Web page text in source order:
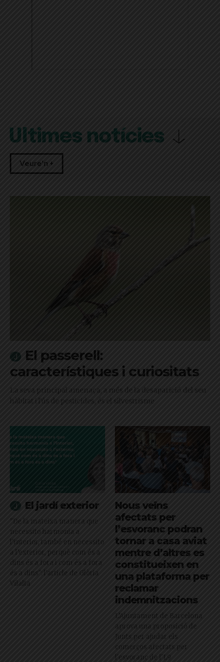
Últimes notícies
Veure'n +
El passerell:
característiques i curiositats
La seva principal amenaça, a més de la desaparició del seu
hàbitat i l'ús de pesticides, és el silvestrisme
El jardí exterior
"De la mateixa manera que
necessito harmonia a
l’interior, també en necessito
a l’exterior, perquè com és a
dins és a fora i com és a fora
és a dins": l'article de Glòria
Vilalta
Nous veïns
afectats per
l’esvoranc podran
tornar a casa aviat
mentre d’altres es
constitueixen en
una plataforma per
reclamar
indemnitzacions
L’Ajuntament de Barcelona
aprova una proposició de
Junts per ajudar els
comerços afectats per
l'esvoranc de l'L9